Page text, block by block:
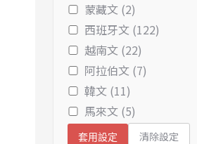
蒙藏文 (2)
西班牙文 (122)
越南文 (22)
阿拉伯文 (7)
韓文 (11)
馬來文 (5)
套用設定 清除設定